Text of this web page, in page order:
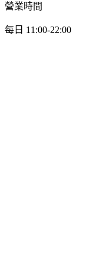
營業時間
每日 11:00-22:00